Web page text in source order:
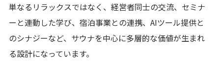
単なるリラックスではなく、経営者同士の交流、セミナ
ーと連動した学び、宿泊事業との連携、AIツール提供と
のシナジーなど、サウナを中心に多層的な価値が生まれ
る設計になっています。